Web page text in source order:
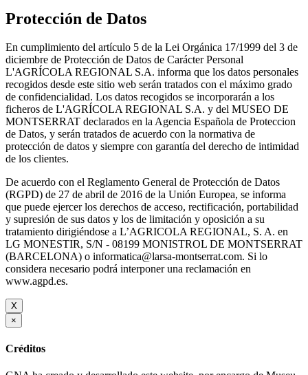
Protección de Datos
En cumplimiento del artículo 5 de la Lei Orgánica 17/1999 del 3 de
diciembre de Protección de Datos de Carácter Personal
L'AGRÍCOLA REGIONAL S.A. informa que los datos personales
recogidos desde este sitio web serán tratados con el máximo grado
de confidencialidad. Los datos recogidos se incorporarán a los
ficheros de L'AGRÍCOLA REGIONAL S.A. y del MUSEO DE
MONTSERRAT declarados en la Agencia Española de Proteccion
de Datos, y serán tratados de acuerdo con la normativa de
protección de datos y siempre con garantía del derecho de intimidad
de los clientes.
De acuerdo con el Reglamento General de Protección de Datos
(RGPD) de 27 de abril de 2016 de la Unión Europea, se informa
que puede ejercer los derechos de acceso, rectificación, portabilidad
y supresión de sus datos y los de limitación y oposición a su
tratamiento dirigiéndose a L’AGRICOLA REGIONAL, S. A. en
LG MONESTIR, S/N - 08199 MONISTROL DE MONTSERRAT
(BARCELONA) o informatica@larsa-montserrat.com. Si lo
considera necesario podrá interponer una reclamación en
www.agpd.es.
X
×
Créditos